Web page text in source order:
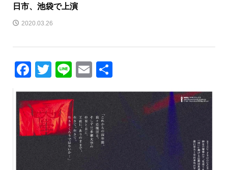
日市、池袋で上演
2020.03.26
Facebook
Twitter
LineEmail